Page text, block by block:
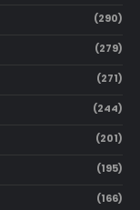
(290)
(279)
(271)
(244)
(201)
(195)
(166)